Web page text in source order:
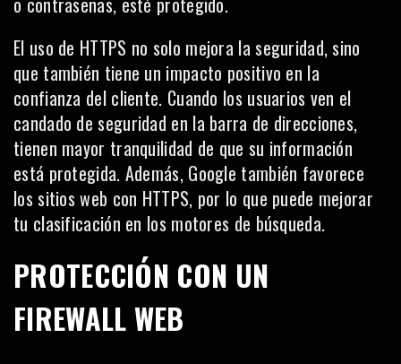
El uso de HTTPS no solo mejora la seguridad, sino
que también tiene un impacto positivo en la
confianza del cliente. Cuando los usuarios ven el
candado de seguridad en la barra de direcciones,
tienen mayor tranquilidad de que su información
está protegida. Además, Google también favorece
los sitios web con HTTPS, por lo que puede mejorar
tu clasificación en los motores de búsqueda.
PROTECCIÓN CON UN
FIREWALL WEB